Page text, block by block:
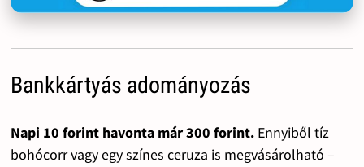
Bankkártyás adományozás
Napi 10 forint havonta már 300 forint.Ennyiből tíz
bohócorr vagy egy színes ceruza is megvásárolható –